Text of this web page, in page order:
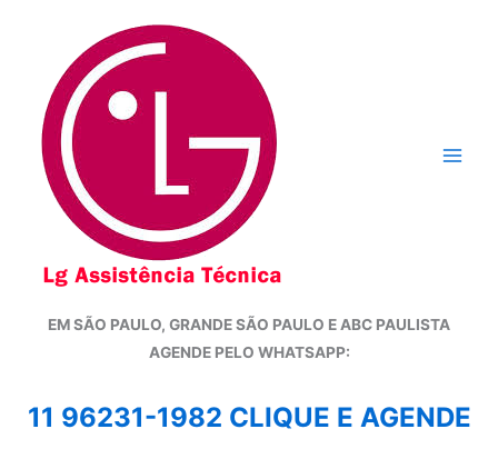
conteúdo
EM SÃO PAULO, GRANDE SÃO PAULO E ABC PAULISTA
AGENDE PELO WHATSAPP:
11 96231-1982 CLIQUE E AGENDE